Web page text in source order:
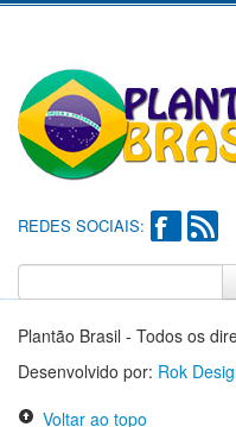
REDES SOCIAIS:
Plantão Brasil - Todos os
Desenvolvido por: Rok
Voltar ao topo